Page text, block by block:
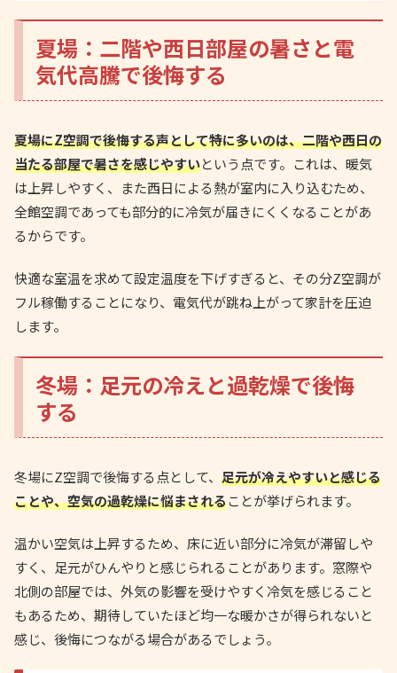
夏場：二階や西日部屋の暑さと電
気代高騰で後悔する
夏場にZ空調で後悔する声として特に多いのは、二階や西日の
当たる部屋で暑さを感じやすいという点です。これは、暖気
は上昇しやすく、また西日による熱が室内に入り込むため、
全館空調であっても部分的に冷気が届きにくくなることがあ
るからです。
快適な室温を求めて設定温度を下げすぎると、その分Z空調が
フル稼働することになり、電気代が跳ね上がって家計を圧迫
します。
冬場：足元の冷えと過乾燥で後悔
する
冬場にZ空調で後悔する点として、 足元が冷えやすいと感じる
ことや、空気の過乾燥に悩まされることが挙げられます。
温かい空気は上昇するため、床に近い部分に冷気が滞留しや
すく、足元がひんやりと感じられることがあります。窓際や
北側の部屋では、外気の影響を受けやすく冷気を感じること
もあるため、期待していたほど均一な暖かさが得られないと
感じ、後悔につながる場合があるでしょう。